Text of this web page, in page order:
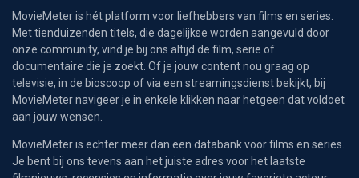
MovieMeter is hét platform voor liefhebbers van films en series.
Met tienduizenden titels, die dagelijkse worden aangevuld door
onze community, vind je bij ons altijd de film, serie of
documentaire die je zoekt. Of je jouw content nou graag op
televisie, in de bioscoop of via een streamingsdienst bekijkt, bij
MovieMeter navigeer je in enkele klikken naar hetgeen dat voldoet
aan jouw wensen.
MovieMeter is echter meer dan een databank voor films en series.
Je bent bij ons tevens aan het juiste adres voor het laatste